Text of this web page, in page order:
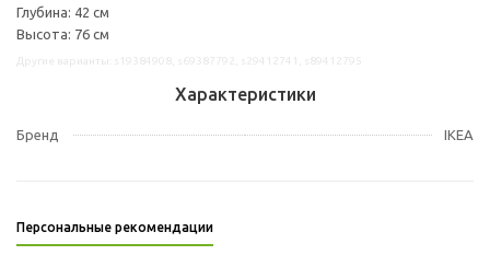
Глубина: 42 см
Высота: 76 см
Характеристики
Бренд IKEA
Персональные рекомендации